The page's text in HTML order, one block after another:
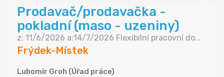
Prodavač/prodavačka -
pokladní (maso - uzeniny)
z: 11/6/2026 a:14/7/2026 Flexibilní pracovní do...
Frýdek-Místek
Lubomír Groh (Úřad práce)